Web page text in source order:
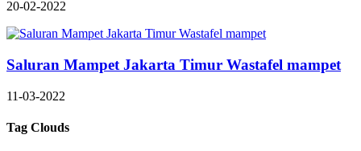
20-02-2022
Saluran Mampet Jakarta Timur Wastafel mampet
11-03-2022
Tag Clouds